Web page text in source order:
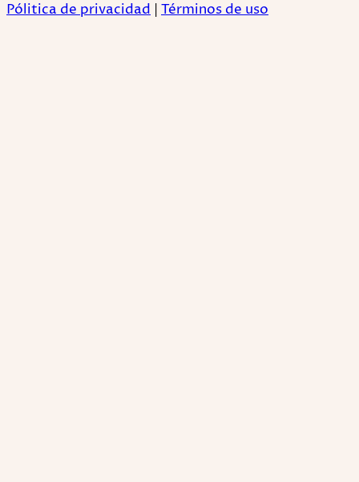
Pólitica de privacidad Términos de uso